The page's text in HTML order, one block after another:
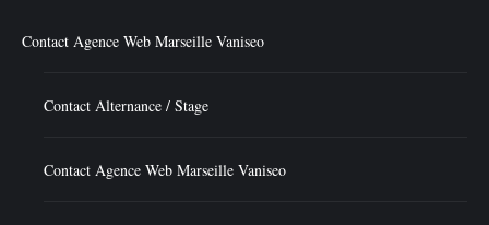
Contact Agence Web Marseille Vaniseo
Contact Alternance / Stage
Contact Agence Web Marseille Vaniseo